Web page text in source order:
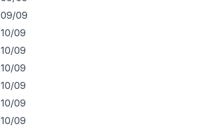
09/09
10/09
10/09
10/09
10/09
10/09
10/09